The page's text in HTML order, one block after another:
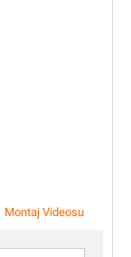
Montaj Videosu